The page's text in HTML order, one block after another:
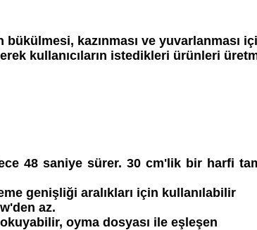
kazınması ve yuvarlanması
kullanıcıların istedikleri ürünleri
48 saniye sürer. 30 cm'lik bir harfi
genişliği aralıkları için kullanılabilir
az.
oyma dosyası ile eşleşen